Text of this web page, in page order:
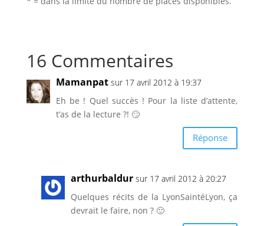
16 Commentaires
Mamanpat sur 17 avril 2012 à 19:37
Eh be ! Quel succès ! Pour la liste d’attente,
t’as de la lecture ?! 🙄
Réponse
arthurbaldur sur 17 avril 2012 à 20:27
Quelques récits de la LyonSaintéLyon, ça
devrait le faire, non ? 🙂